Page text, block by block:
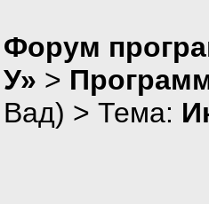
Форум
У» >
Вад) > Тема: